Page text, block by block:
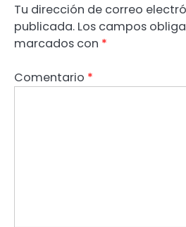
Tu dirección de correo
publicada. Los campos
marcados con *
Comentario *